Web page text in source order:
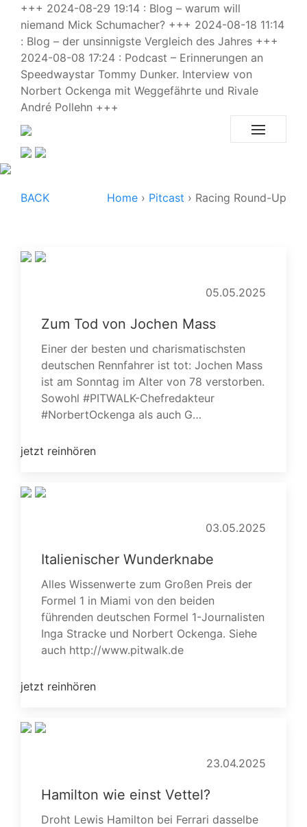
+++ 2024-08-29 19:14 : Blog – warum will
niemand Mick Schumacher? +++ 2024-08-18 11:14
: Blog – der unsinnigste Vergleich des Jahres +++
2024-08-08 17:24 : Podcast – Erinnerungen an
Speedwaystar Tommy Dunker. Interview von
Norbert Ockenga mit Weggefährte und Rivale
André Pollehn +++
BACK Home › Pitcast › Racing Round-Up
05.05.2025
Zum Tod von Jochen Mass
Einer der besten und charismatischsten
deutschen Rennfahrer ist tot: Jochen Mass
ist am Sonntag im Alter von 78 verstorben.
Sowohl #PITWALK-Chefredakteur
#NorbertOckenga als auch G…
jetzt reinhören
03.05.2025
Italienischer Wunderknabe
Alles Wissenwerte zum Großen Preis der
Formel 1 in Miami von den beiden
führenden deutschen Formel 1-Journalisten
Inga Stracke und Norbert Ockenga. Siehe
auch http://www.pitwalk.de
jetzt reinhören
23.04.2025
Hamilton wie einst Vettel?
Droht Lewis Hamilton bei Ferrari dasselbe